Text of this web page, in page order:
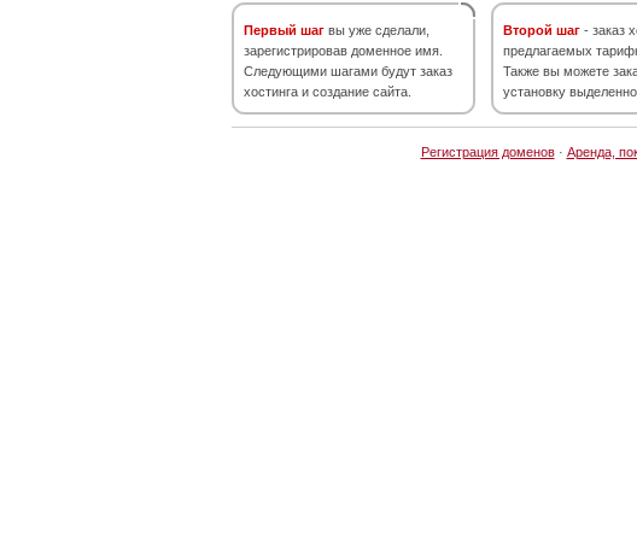
Первый шаг вы уже сделали,
зарегистрировав доменное имя.
Следующими шагами будут заказ
хостинга и создание сайта.
Второй шаг - заказ
предлагаемых
Также вы можете
установку
Регистрация доменов· Аренда,